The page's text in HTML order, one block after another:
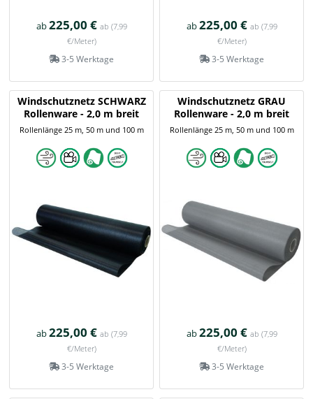
ab225,00 € ab (7,99
€/Meter)
3-5 Werktage
ab225,00 € ab (7,99
€/Meter)
3-5 Werktage
Windschutznetz SCHWARZ
Rollenware - 2,0 m breit
Rollenlänge 25 m, 50 m und 100 m
ab225,00 € ab (7,99
€/Meter)
3-5 Werktage
Windschutznetz GRAU
Rollenware - 2,0 m breit
Rollenlänge 25 m, 50 m und 100 m
ab225,00 € ab (7,99
€/Meter)
3-5 Werktage